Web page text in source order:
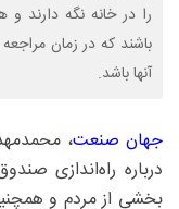
را در خانه نگه دارند
باشند که در زمان
آنها باشد.
جهان صنعت،
درباره راه‌اندازی
بخشی از مردم و